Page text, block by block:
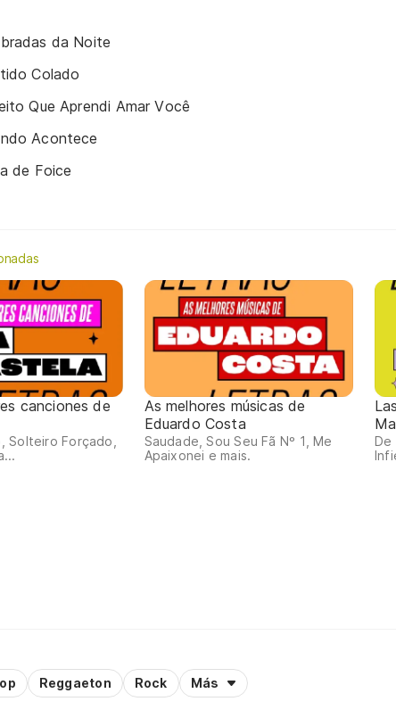
da Noite
Colado
Que Aprendi Amar Você
Acontece
de Foice
canciones de
Solteiro Forçado,
As melhores músicas de
Eduardo Costa
Saudade, Sou Seu Fã Nº 1, Me
Apaixonei e mais.
De
Reggaeton Rock Más